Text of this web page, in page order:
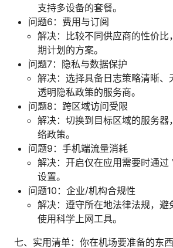
支持多设备的套餐。
问题6：费用与订阅
解决：比较不同供应商的性价比
期计划的方案。
问题7：隐私与数据保护
解决：选择具备日志策略清晰、
透明隐私政策的服务商。
问题8：跨区域访问受限
解决：切换到目标区域的服务器
络政策。
问题9：手机端流量消耗
解决：开启仅在应用需要时通过
设置。
问题10：企业/机构合规性
解决：遵守所在地法律法规，避
使用科学上网工具。
七、实用清单：你在机场要准备的东西